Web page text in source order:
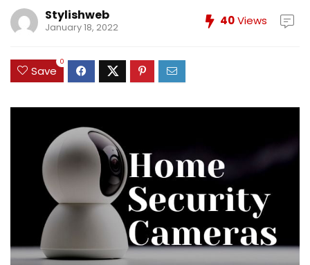
Stylishweb
January 18, 2022 40Views
Save
0